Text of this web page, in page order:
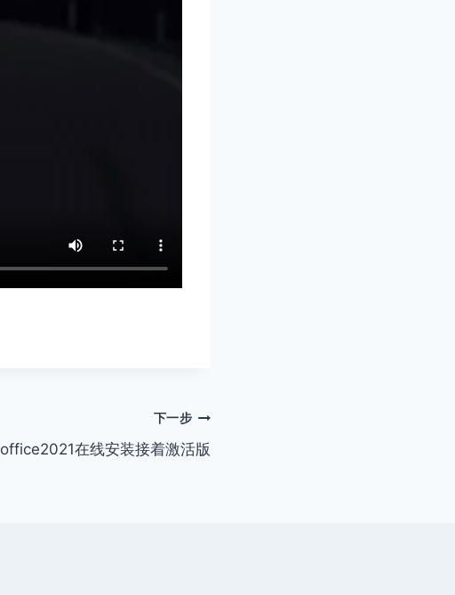
下一步
office2021在线安装接着激活版